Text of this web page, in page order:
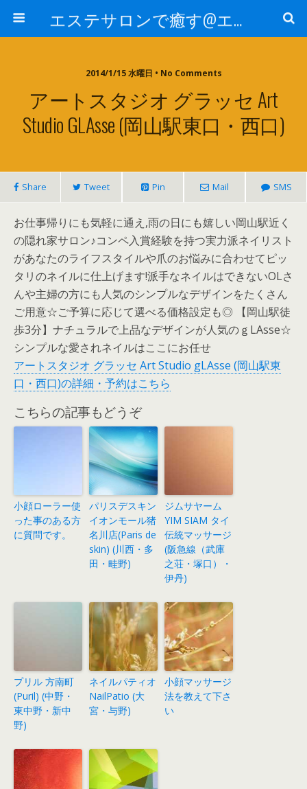
エステサロンで癒す@エステ～全国エステ情報
2014/1/15 水曜日 • No Comments
アートスタジオ グラッセ Art
Studio GLAsse (岡山駅東口・西口)
Share Tweet Pin Mail SMS
お仕事帰りにも気軽に通え,雨の日にも嬉しい岡山駅近く
の隠れ家サロン♪コンペ入賞経験を持つ実力派ネイリスト
があなたのライフスタイルや爪のお悩みに合わせてピッ
タリのネイルに仕上げます!派手なネイルはできないOLさ
んや主婦の方にも人気のシンプルなデザインをたくさん
ご用意☆ご予算に応じて選べる価格設定も◎ 【岡山駅徒
歩3分】ナチュラルで上品なデザインが人気のｇLAsse☆
シンプルな愛されネイルはここにお任せ
アートスタジオ グラッセ Art Studio gLAsse (岡山駅東
口・西口)の詳細・予約はこちら
こちらの記事もどうぞ
小顔ローラー使
った事のある方
に質問です。
パリスデスキン
イオンモール猪
名川店(Paris de
skin) (川西・多
田・畦野)
ジムサヤーム
YIM SIAM タイ
伝統マッサージ
(阪急線（武庫
之荘・塚口）・
伊丹)
プリル 方南町
(Puril) (中野・
東中野・新中
野)
ネイルパティオ
NailPatio (大
宮・与野)
小顔マッサージ
法を教えて下さ
い